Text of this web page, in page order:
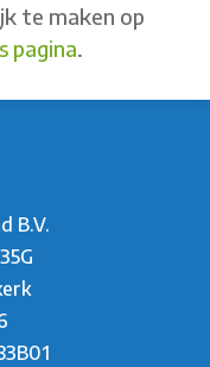
te maken op
pagina.
B.V.